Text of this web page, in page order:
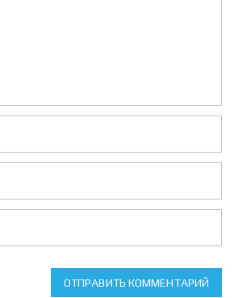
ОТПРАВИТЬ КОММЕНТАРИЙ